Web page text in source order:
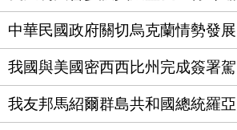
中華民國政府關切烏克蘭情勢發
我國與美國密西西比州完成簽署
我友邦馬紹爾群島共和國總統羅